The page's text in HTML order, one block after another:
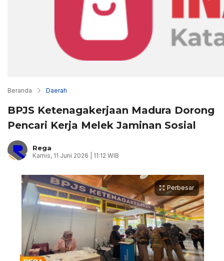
Beranda Daerah
BPJS Ketenagakerjaan Madura Dorong
Pencari Kerja Melek Jaminan Sosial
Rega
Kamis, 11 Juni 2026 | 11:12 WIB
Perbesar